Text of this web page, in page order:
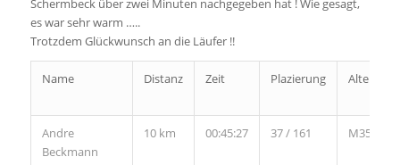
Schermbeck über zwei Minuten nachgegeben hat ! Wie gesagt,
es war sehr warm …..
Trotzdem Glückwunsch an die Läufer !!
Name Distanz Zeit Plazierung
Andre
Beckmann
10 km 00:45:27 37 / 161 M35